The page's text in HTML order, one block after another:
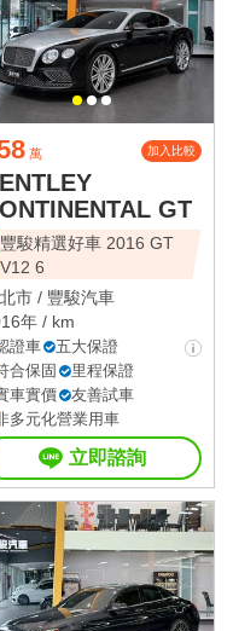
萬 加入比較
GT
豐駿精選好車 2016 GT
V12 6
市 / 豐駿汽車
年 / km
證車
五大保證
合保固
里程保證
車實價
友善試車
多元化營業用車
立即諮詢